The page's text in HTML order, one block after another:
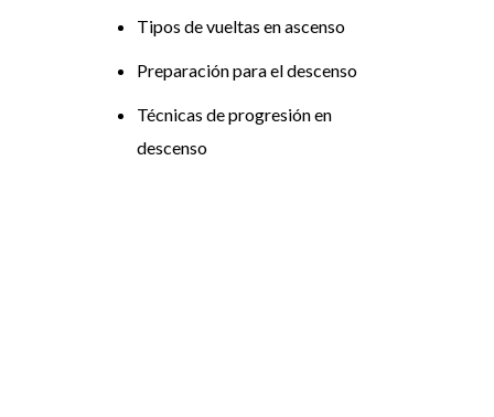
Tipos de vueltas en ascenso
Preparación para el descenso
Técnicas de progresión en
descenso